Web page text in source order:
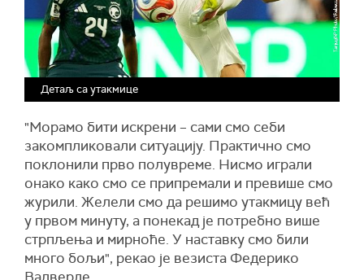
Детаљ са утакмице
"Морамо бити искрени – сами смо себи
закомпликовали ситуацију. Практично смо
поклонили прво полувреме. Нисмо играли
онако како смо се припремали и превише смо
журили. Желели смо да решимо утакмицу већ
у првом минуту, а понекад је потребно више
стрпљења и мирноће. У наставку смо били
много бољи", рекао је везиста Федерико